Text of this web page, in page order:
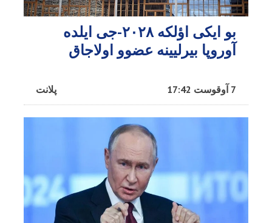
بو ایکی اؤلکه ۲۰۲۸-جی ایلده
آوروپا بیرلیینه عضوو اولاجاق
پلانت 7 آوقوست 17:42